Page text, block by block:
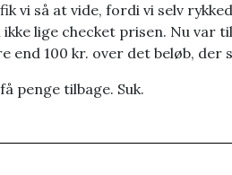
vi så at vide, fordi vi selv
lige checket prisen. Nu var
end 100 kr. over det beløb,
penge tilbage. Suk.